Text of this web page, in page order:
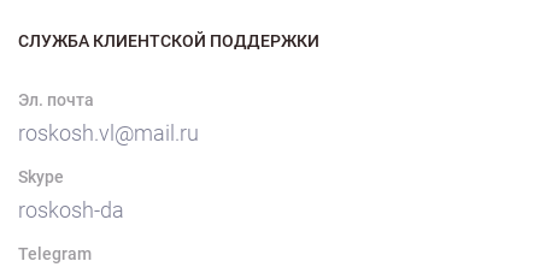
СЛУЖБА КЛИЕНТСКОЙ ПОДДЕРЖКИ
Эл. почта
roskosh.vl@mail.ru
Skype
roskosh-da
Telegram